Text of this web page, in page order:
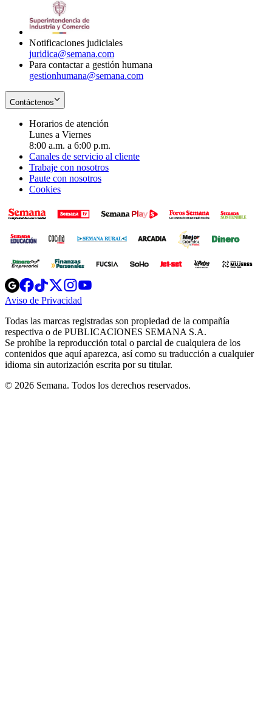
Notificaciones judiciales
juridica@semana.com
Para contactar a gestión humana
gestionhumana@semana.com
Contáctenos
Horarios de atención
Lunes a Viernes
8:00 a.m. a 6:00 p.m.
Canales de servicio al cliente
Trabaje con nosotros
Paute con nosotros
Cookies
Opens
in
new
Opens
in
new
Opens
in
new
window
Opens
new
windowwindow
Aviso de Privacidad
new
window
Todas las marcas registradas son propiedad de la compañía
respectiva o de PUBLICACIONES SEMANA S.A.
Se prohíbe la reproducción total o parcial de cualquiera de los
contenidos que aquí aparezca, así como su traducción a cualquier
idioma sin autorización escrita por su titular.
© 2026 Semana. Todos los derechos reservados.